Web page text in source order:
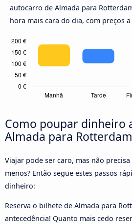
autocarro de Almada para
hora mais cara do dia, com preços
Como poupar dinheiro
Almada para Rotterdam
Viajar pode ser caro, mas não
menos? Então segue estes passos
dinheiro:
Reserva o bilhete de Almada para
antecedência! Quanto mais cedo